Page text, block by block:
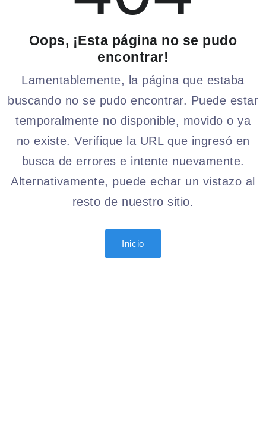
Oops, ¡Esta página no se pudo
encontrar!
Lamentablemente, la página que estaba
buscando no se pudo encontrar. Puede estar
temporalmente no disponible, movido o ya
no existe. Verifique la URL que ingresó en
busca de errores e intente nuevamente.
Alternativamente, puede echar un vistazo al
resto de nuestro sitio.
Inicio